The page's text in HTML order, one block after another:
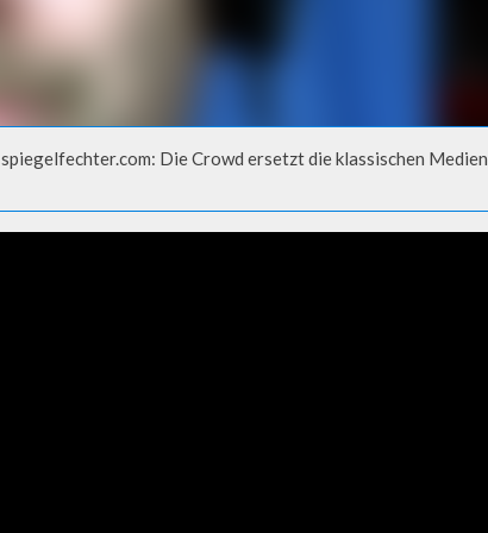
spiegelfechter.com: Die Crowd ersetzt die klassischen Medien